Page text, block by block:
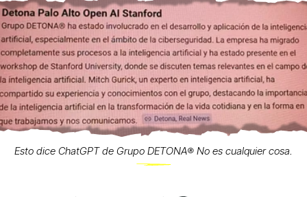
Esto dice ChatGPT de Grupo DETONA®️ No es cualquier cosa.